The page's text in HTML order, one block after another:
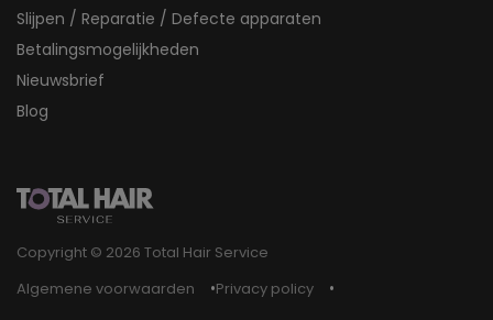
Slijpen / Reparatie / Defecte apparaten
Betalingsmogelijkheden
Nieuwsbrief
Blog
Copyright © 2026 Total Hair Service
Algemene voorwaarden
Privacy policy